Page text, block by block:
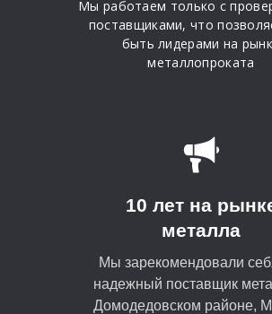
Мы работаем только с
поставщиками, что
быть лидерами на
металлопроката
10 лет на
металла
Мы зарекомендовали
надежный поставщик
Домодедовском районе,